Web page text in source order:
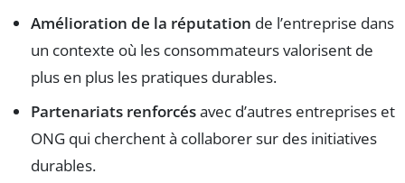
Amélioration de la réputation de l’entreprise dans
un contexte où les consommateurs valorisent de
plus en plus les pratiques durables.
Partenariats renforcésavec d’autres entreprises et
ONG qui cherchent à collaborer sur des initiatives
durables.